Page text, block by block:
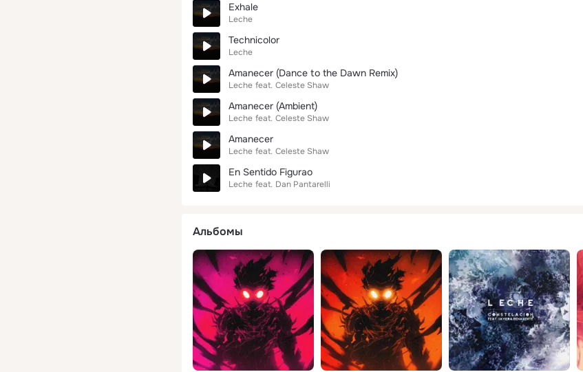
Exhale
Leche
Technicolor
Leche
Amanecer (Dance to the Dawn Remix)
Leche feat. Celeste Shaw
Amanecer (Ambient)
Leche feat. Celeste Shaw
Amanecer
Leche feat. Celeste Shaw
En Sentido Figurao
Leche feat. Dan Pantarelli
Альбомы